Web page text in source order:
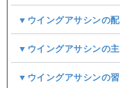
▼ウイングアサシンの
▼ウイングアサシンの
▼ウイングアサシンの